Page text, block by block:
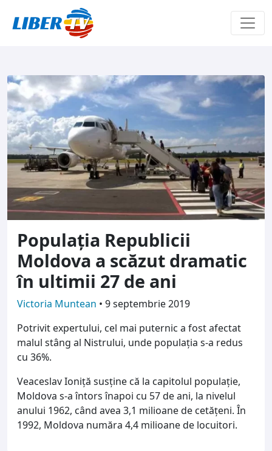
Populația Republicii
Moldova a scăzut dramatic
în ultimii 27 de ani
Victoria Muntean • 9 septembrie 2019
Potrivit expertului, cel mai puternic a fost afectat
malul stâng al Nistrului, unde populația s-a redus
cu 36%.
Veaceslav Ioniță susține că la capitolul populație,
Moldova s-a întors înapoi cu 57 de ani, la nivelul
anului 1962, când avea 3,1 milioane de cetățeni. În
1992, Moldova număra 4,4 milioane de locuitori.